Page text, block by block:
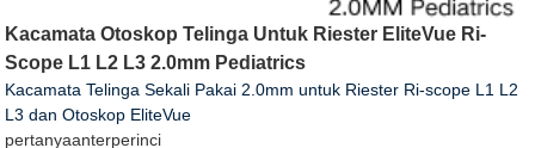
Kacamata Otoskop Telinga Untuk Riester EliteVue Ri-
Scope L1 L2 L3 2.0mm Pediatrics
Kacamata Telinga Sekali Pakai 2.0mm untuk Riester Ri-scope L1 L2
L3 dan Otoskop EliteVue
pertanyaanterperinci